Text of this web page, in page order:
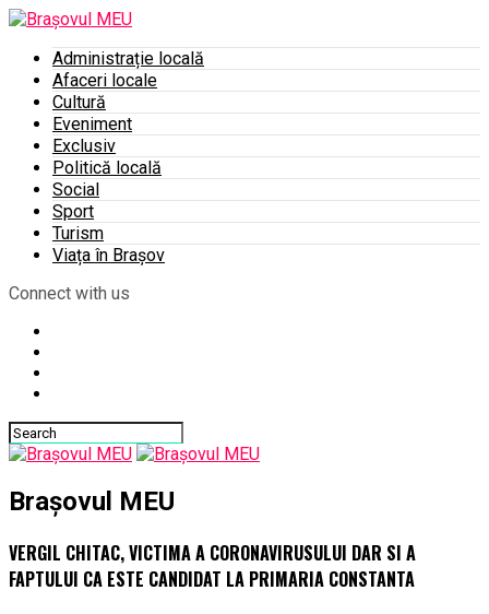
Administrație locală
Afaceri locale
Cultură
Eveniment
Exclusiv
Politică locală
Social
Sport
Turism
Viața în Brașov
Connect with us
Brașovul MEU
VERGIL CHITAC, VICTIMA A CORONAVIRUSULUI DAR SI A
FAPTULUI CA ESTE CANDIDAT LA PRIMARIA CONSTANTA